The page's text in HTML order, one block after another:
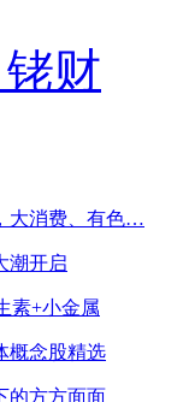
铑财
大消费、有色…
潮开启
素+小金属
概念股精选
的方方面面